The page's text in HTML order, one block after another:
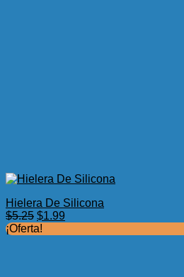
Hielera De Silicona
$5.25 El
precio
$1.99
¡Oferta!